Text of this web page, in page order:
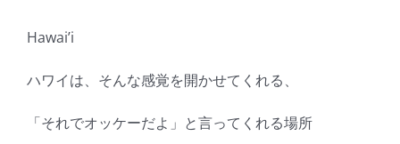
Hawai’i
ハワイは、そんな感覚を開かせてくれる、
「それでオッケーだよ」と言ってくれる場所